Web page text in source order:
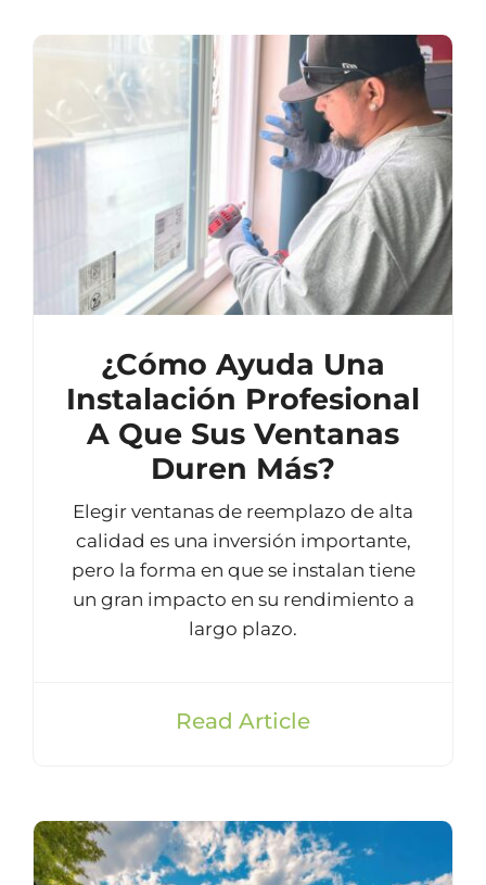
¿Cómo Ayuda Una
Instalación Profesional
A Que Sus Ventanas
Duren Más?
Elegir ventanas de reemplazo de alta
calidad es una inversión importante,
pero la forma en que se instalan tiene
un gran impacto en su rendimiento a
largo plazo.
Read Article